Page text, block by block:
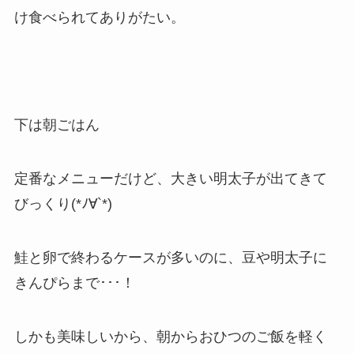
け食べられてありがたい。
下は朝ごはん
定番なメニューだけど、大きい明太子が出てきて
びっくり(*ﾉ∀`*)
鮭と卵で終わるケースが多いのに、豆や明太子に
きんぴらまで･･･！
しかも美味しいから、朝からおひつのご飯を軽く